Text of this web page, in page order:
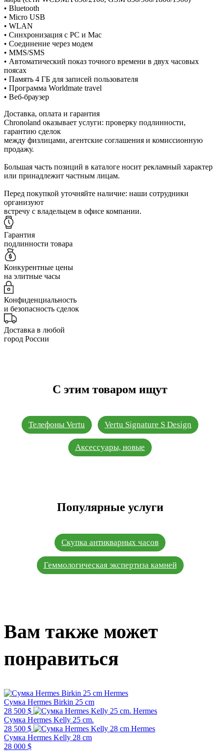
• Bluetooth
• Micro USB
• WLAN
• Синхронизация с PC и Mac
• Соединение через модем
• MMS/SMS
• Автоматический показ точного времени в двух часовых
поясах
• Память 4 ГБ для записей пользователя
• Программа Worldmate travel
• Веб-браузер
Доставка, оплата и гарантия
Chronoland оказывает услуги: проверку подлинности,
гарантию сделок
между физлицами, агентские соглашения и комиссионную
продажу.
Большая часть позиций в каталоге носит рекламный характер
или принадлежит частным лицам.
Перед покупкой уточняйте наличие: наши сотрудники
организуют
встречу с владельцем в офисе компании.
Гарантия
подлинности товара
Конкурентные цены
на элитные часы
Конфиденциальность
и безопасность сделок
Доставка в любой
город России
С этим товаром ищут
Телефоны Vertu Vertu Signature S Design
Аксессуары, новые
Популярные услуги
Скупка антикварных часов
Геммологическая экспертиза камней
Вам также может
понравиться
Hermes
Сумка Hermes Birkin 25 cm
28 500 $
Hermes
Сумка Hermes Kelly 25 cm.
28 500 $
Hermes
Сумка Hermes Kelly 28 cm
28 000 $